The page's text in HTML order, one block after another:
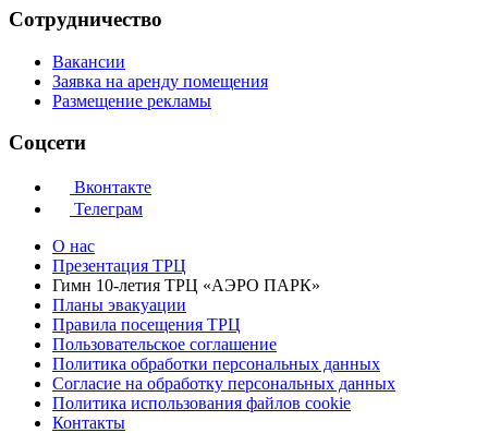
Сотрудничество
Вакансии
Заявка на аренду помещения
Размещение рекламы
Соцсети
Вконтакте
Телеграм
О нас
Презентация ТРЦ
Гимн 10-летия ТРЦ «АЭРО ПАРК»
Планы эвакуации
Правила посещения ТРЦ
Пользовательское соглашение
Политика обработки персональных данных
Cогласие на обработку персональных данных
Политика использования файлов cookie
Контакты